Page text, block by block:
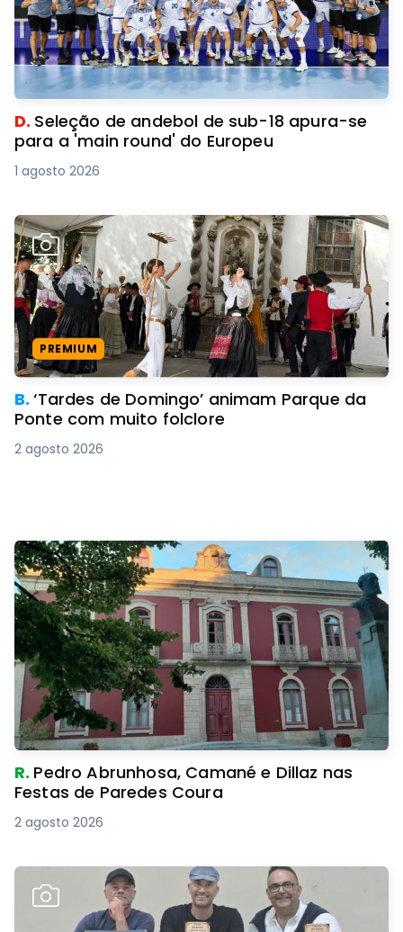
D. Seleção de andebol de sub-18 apura-se
para a 'main round' do Europeu
1 agosto 2026
PREMIUM
B.‘Tardes de Domingo’ animam Parque da
Ponte com muito folclore
2 agosto 2026
R. Pedro Abrunhosa, Camané e Dillaz nas
Festas de Paredes Coura
2 agosto 2026